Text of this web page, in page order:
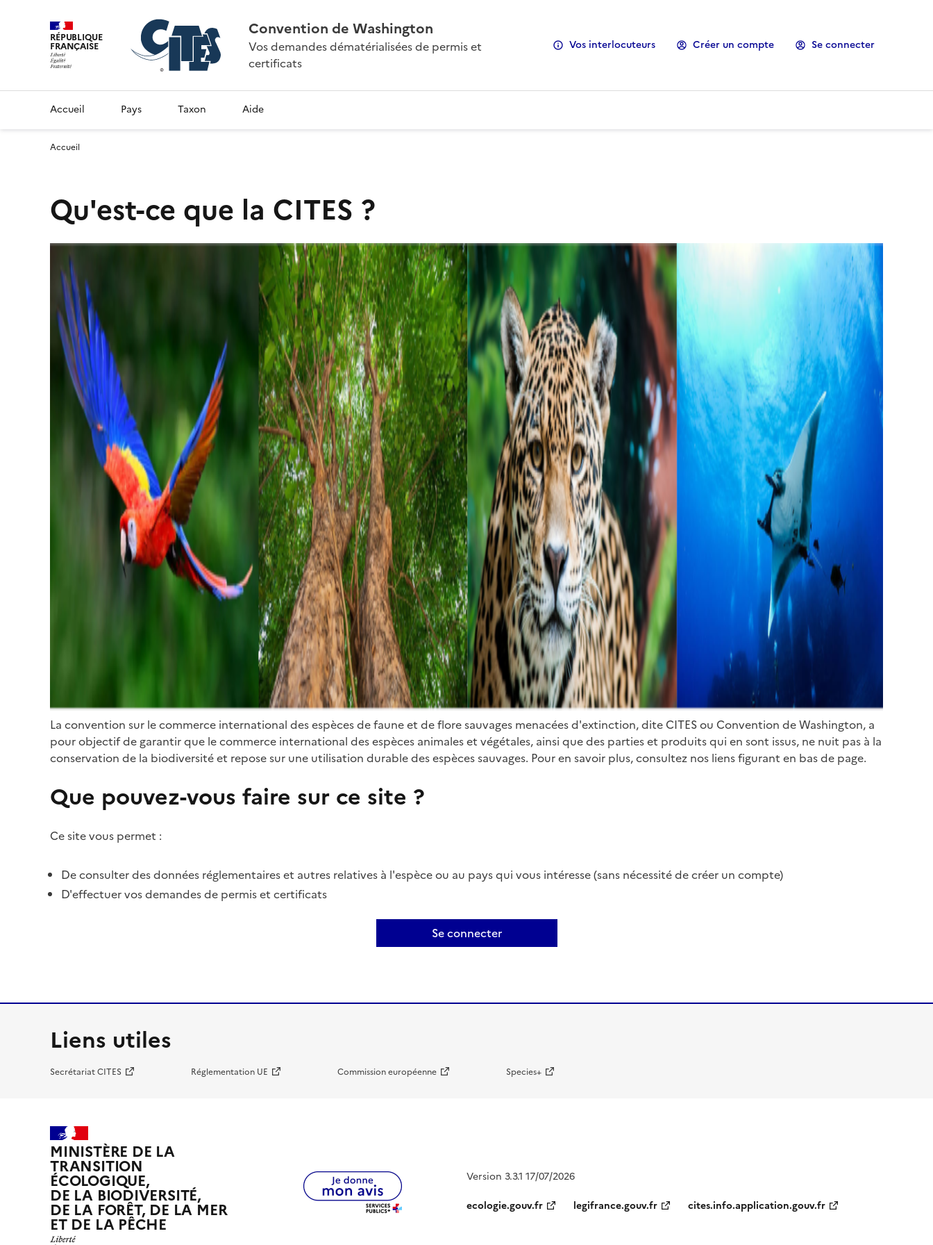
RÉPUBLIQUE
FRANÇAISE
Convention de Washington
Vos demandes dématérialisées de permis et
certificats
Vos interlocuteurs Créer un compte Se connecter
Accueil Pays Taxon Aide
Accueil
Qu'est-ce que la CITES ?
La convention sur le commerce international des espèces de faune et de flore sauvages menacées d'extinction, dite CITES ou Convention de Washington, a
pour objectif de garantir que le commerce international des espèces animales et végétales, ainsi que des parties et produits qui en sont issus, ne nuit pas à la
conservation de la biodiversité et repose sur une utilisation durable des espèces sauvages. Pour en savoir plus, consultez nos liens figurant en bas de page.
Que pouvez-vous faire sur ce site ?
Ce site vous permet :
De consulter des données réglementaires et autres relatives à l'espèce ou au pays qui vous intéresse (sans nécessité de créer un compte)
D'effectuer vos demandes de permis et certificats
Se connecter
Liens utiles
Secrétariat CITES Réglementation UE Commission européenne Species+
MINISTÈRE DE LA
TRANSITION
ÉCOLOGIQUE,
DE LA BIODIVERSITÉ,
DE LA FORÊT, DE LA MER
ET DE LA PÊCHE
Version 3.3.1 17/07/2026
ecologie.gouv.fr
legifrance.gouv.fr cites.info.application.gouv.fr